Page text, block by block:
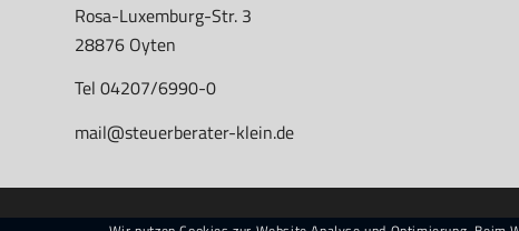
Rosa-Luxemburg-Str. 3
28876 Oyten
Tel 04207/6990-0
mail@steuerberater-klein.de